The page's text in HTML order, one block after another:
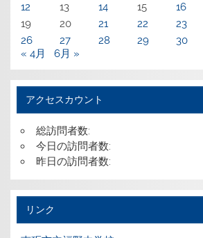
12
13 14 15 16
19
20 21 22 23
26
27 28 29 30
« 4月
6月 »
アクセスカウント
総訪問者数:
今日の訪問者数:
昨日の訪問者数:
リンク